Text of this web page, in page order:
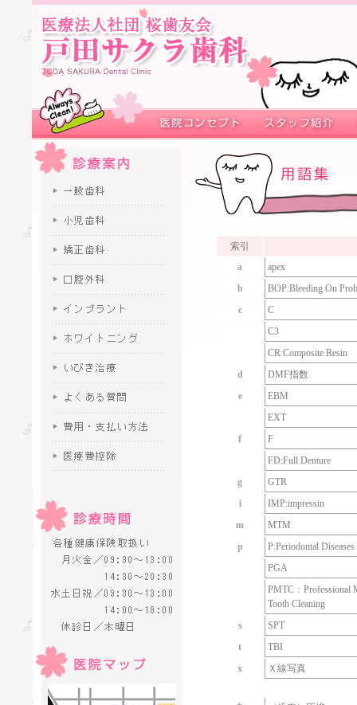
索引
a
apex
b
BOP:Bleeding On
c
C
C3
CR:Composite Resin
d
DMF指数
e
EBM
EXT
f
F
FD:Full Denture
g
GTR
i
IMP:impressin
m
MTM
p
P:Periodontal Diseases
PGA
PMTC ： Professional
Tooth Cleaning
s
SPT
t
TBI
x
Ｘ線写真